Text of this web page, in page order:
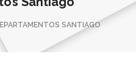
SANTIAGO